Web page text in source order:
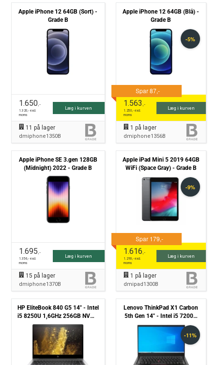
Apple iPhone 12 64GB (Sort) -
Grade B
1.650,-
1.320,- excl.
moms
Læg i kurven
11 på lager
dmiphone1350B
Apple iPhone 12 64GB (Blå) -
Grade B
1.563,-
1.250,- excl.
moms
Læg i kurven
1 på lager
dmiphone1356B
Apple iPhone SE 3.gen 128GB
(Midnight) 2022 - Grade B
1.695,-
1.356,- excl.
moms
Læg i kurven
15 på lager
dmiphone1370B
Apple iPad Mini 5 2019 64GB
WiFi (Space Gray) - Grade B
1.616,-
1.293,- excl.
moms
Læg i kurven
1 på lager
dmipad1300B
HP EliteBook 840 G5 14" - Intel
i5 8250U 1,6GHz 256GB NVMe
8GB Win11 Pro - Grade B
Lenovo ThinkPad X1 Carbon
5th Gen 14" - Intel i5 7200U
2,5GHz 256GB NMVe 8GB
Win10 Pro - Grade B